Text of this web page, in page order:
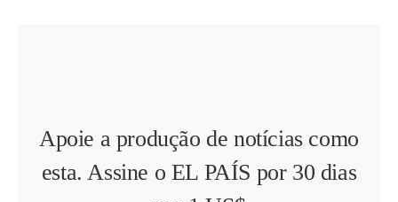
Apoie a produção de notícias como
esta. Assine o EL PAÍS por 30 dias